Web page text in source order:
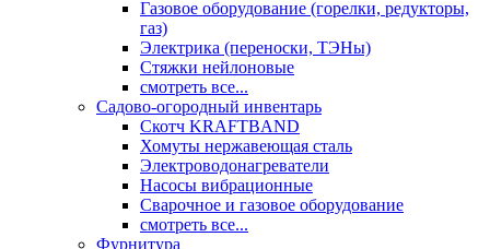
Газовое оборудование (горелки, редукторы,
газ)
Электрика (переноски, ТЭНы)
Стяжки нейлоновые
смотреть все...
Садово-огородный инвентарь
Скотч KRAFTBAND
Хомуты нержавеющая сталь
Электроводонагреватели
Насосы вибрационные
Сварочное и газовое оборудование
смотреть все...
Фурнитура